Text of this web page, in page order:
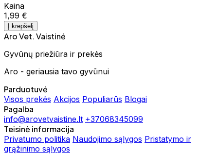
Kaina
1,99 €
Į krepšelį
Aro Vet. Vaistinė
Gyvūnų priežiūra ir prekės
Aro - geriausia tavo gyvūnui
Parduotuvė
Visos prekės Akcijos Populiarūs Blogai
Pagalba
info@arovetvaistine.lt +37068345099
Teisinė informacija
Privatumo politika Naudojimo sąlygos Pristatymo ir
grąžinimo sąlygos